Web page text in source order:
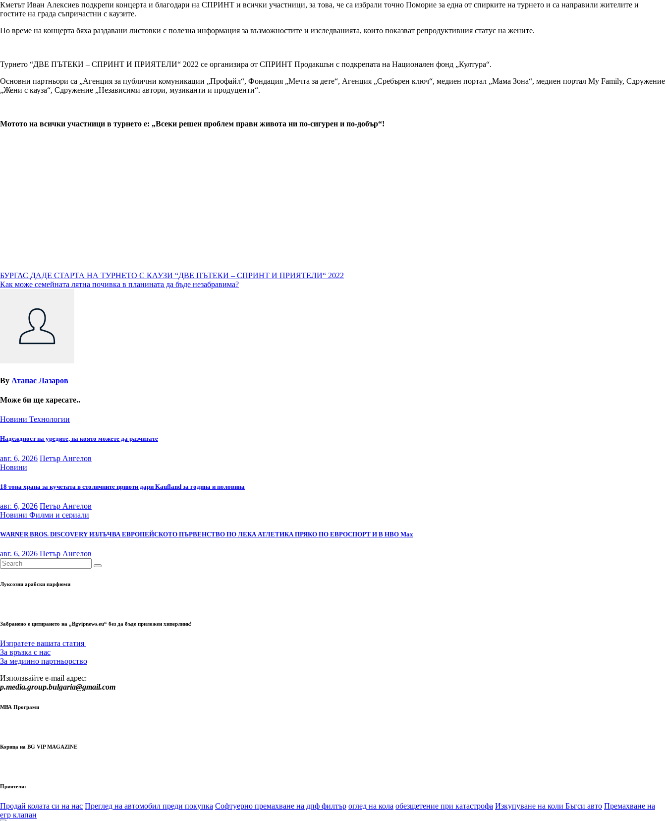
Кметът Иван Алексиев подкрепи концерта и благодари на СПРИНТ и всички участници, за това, че са избрали точно Поморие за една от спирките на турнето и са направили жителите и
гостите на града съпричастни с каузите.
По време на концерта бяха раздавани листовки с полезна информация за възможностите и изследванията, които показват репродуктивния статус на жените.
Турнето “ДВЕ ПЪТЕКИ – СПРИНТ И ПРИЯТЕЛИ“ 2022 се организира от СПРИНТ Продакшън с подкрепата на Национален фонд „Култура“.
Основни партньори са „Агенция за публични комуникации „Профайл“, Фондация „Мечта за дете“, Агенция „Сребърен ключ“, медиен портал „Мама Зона“, медиен портал My Family, Сдружение
„Жени с кауза“, Сдружение „Независими автори, музиканти и продуценти“.
Мотото на всички участници в турнето е: „Всеки решен проблем прави живота ни по-сигурен и по-добър“!
Навигация
БУРГАС ДАДЕ СТАРТА НА ТУРНЕТО С КАУЗИ “ДВЕ ПЪТЕКИ – СПРИНТ И ПРИЯТЕЛИ“ 2022
Как може семейната лятна почивка в планината да бъде незабравима?
By Атанас Лазаров
Може би ще харесате..
Новини Технологии
Надеждност на уредите, на която можете да разчитате
авг. 6, 2026 Петър Ангелов
Новини
18 тона храна за кучетата в столичните приюти дари Kaufland за година и половина
авг. 6, 2026 Петър Ангелов
Новини Филми и сериали
WARNER BROS. DISCOVERY ИЗЛЪЧВА ЕВРОПЕЙСКОТО ПЪРВЕНСТВО ПО ЛЕКА АТЛЕТИКА ПРЯКО ПО ЕВРОСПОРТ И В НВО Мах
авг. 6, 2026 Петър Ангелов
Луксозни арабски парфюми
Забранено е цитирането на „Bgvipnews.eu“ без да бъде приложен хиперлинк!
Изпратете вашата статия
За връзка с нас
За медиино партньорство
Използвайте e-mail адрес:
p.media.group.bulgaria@gmail.com
МВА Програми
Корица на BG VIP MAGAZINE
Приятели:
Продай колата си на нас Преглед на автомобил преди покупка Софтуерно премахване на дпф филтър оглед на кола обезщетение при катастрофа Изкупуване на коли Бъгси авто Премахване на
егр клапан